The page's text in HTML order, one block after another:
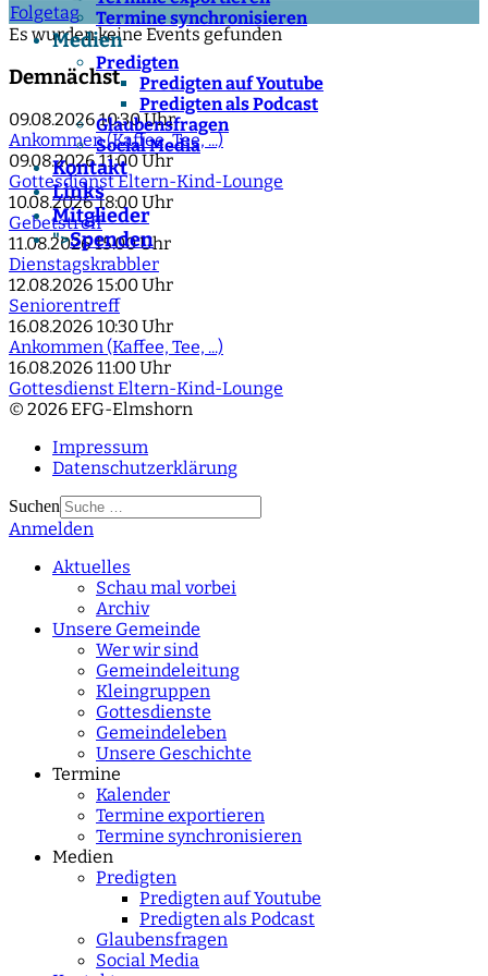
Termine synchronisieren
Medien
Predigten
Predigten auf Youtube
Predigten als Podcast
Glaubensfragen
Social Media
Kontakt
Links
Mitglieder
">Spenden
Folgetag
Es wurden keine Events gefunden
Demnächst
09.08.2026 10:30 Uhr
Ankommen (Kaffee, Tee, ...)
09.08.2026 11:00 Uhr
Gottesdienst Eltern-Kind-Lounge
10.08.2026 18:00 Uhr
Gebetstreff
11.08.2026 15:00 Uhr
Dienstagskrabbler
12.08.2026 15:00 Uhr
Seniorentreff
16.08.2026 10:30 Uhr
Ankommen (Kaffee, Tee, ...)
16.08.2026 11:00 Uhr
Gottesdienst Eltern-Kind-Lounge
© 2026 EFG-Elmshorn
Impressum
Datenschutzerklärung
Suchen
Type 2 or more
Anmelden
Aktuelles
Schau mal vorbei
Archiv
Unsere Gemeinde
Wer wir sind
Gemeindeleitung
Kleingruppen
Gottesdienste
Gemeindeleben
Unsere Geschichte
Termine
Kalender
Termine exportieren
Termine synchronisieren
Medien
Predigten
Predigten auf Youtube
Predigten als Podcast
Glaubensfragen
Social Media